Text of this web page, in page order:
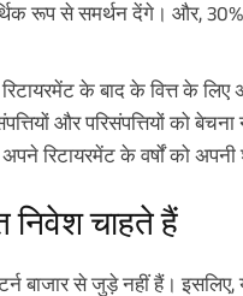
रूप से समर्थन देंगे। और, 30%
के बाद के वित्त के लिए
और परिसंपत्तियों को
रिटायरमेंट के वर्षों को अपनी
निवेश चाहते हैं
बाजार से जुड़े नहीं हैं।